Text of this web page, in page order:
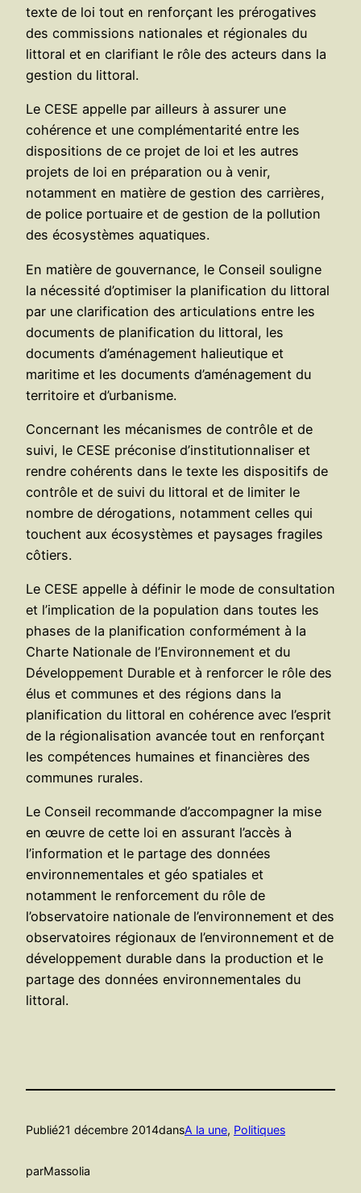
texte de loi tout en renforçant les prérogatives
des commissions nationales et régionales du
littoral et en clarifiant le rôle des acteurs dans la
gestion du littoral.
Le CESE appelle par ailleurs à assurer une
cohérence et une complémentarité entre les
dispositions de ce projet de loi et les autres
projets de loi en préparation ou à venir,
notamment en matière de gestion des carrières,
de police portuaire et de gestion de la pollution
des écosystèmes aquatiques.
En matière de gouvernance, le Conseil souligne
la nécessité d’optimiser la planification du littoral
par une clarification des articulations entre les
documents de planification du littoral, les
documents d’aménagement halieutique et
maritime et les documents d’aménagement du
territoire et d’urbanisme.
Concernant les mécanismes de contrôle et de
suivi, le CESE préconise d’institutionnaliser et
rendre cohérents dans le texte les dispositifs de
contrôle et de suivi du littoral et de limiter le
nombre de dérogations, notamment celles qui
touchent aux écosystèmes et paysages fragiles
côtiers.
Le CESE appelle à définir le mode de consultation
et l’implication de la population dans toutes les
phases de la planification conformément à la
Charte Nationale de l’Environnement et du
Développement Durable et à renforcer le rôle des
élus et communes et des régions dans la
planification du littoral en cohérence avec l’esprit
de la régionalisation avancée tout en renforçant
les compétences humaines et financières des
communes rurales.
Le Conseil recommande d’accompagner la mise
en œuvre de cette loi en assurant l’accès à
l’information et le partage des données
environnementales et géo spatiales et
notamment le renforcement du rôle de
l’observatoire nationale de l’environnement et des
observatoires régionaux de l’environnement et de
développement durable dans la production et le
partage des données environnementales du
littoral.
Publié21 décembre 2014dansA la une, Politiques
parMassolia